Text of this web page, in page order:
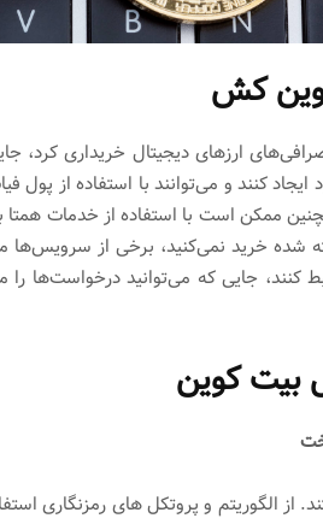
کش
ارزهای دیجیتال خریداری کرد،
ممکن است با استفاده از خدمات همتا
خرید نمی‌کنید، برخی از سرویس‌ها
جایی که می‌توانید درخواست‌ها را
بیت کوین
از الگوریتم و پروتکل های رمزنگاری